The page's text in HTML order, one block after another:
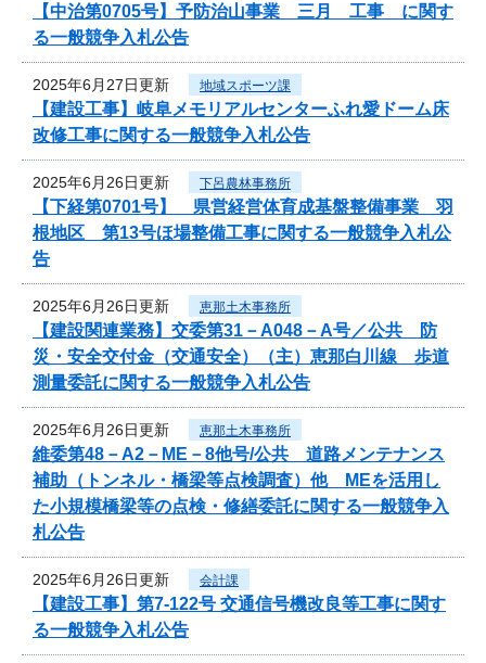
【中治第0705号】予防治山事業 三月 工事 に関す
る一般競争入札公告
2025年6月27日更新 地域スポーツ課
【建設工事】岐阜メモリアルセンターふれ愛ドーム床
改修工事に関する一般競争入札公告
2025年6月26日更新 下呂農林事務所
【下経第0701号】 県営経営体育成基盤整備事業 羽
根地区 第13号ほ場整備工事に関する一般競争入札公
告
2025年6月26日更新 恵那土木事務所
【建設関連業務】交委第31－A048－A号／公共 防
災・安全交付金（交通安全）（主）恵那白川線 歩道
測量委託に関する一般競争入札公告
2025年6月26日更新 恵那土木事務所
維委第48－A2－ME－8他号/公共 道路メンテナンス
補助（トンネル・橋梁等点検調査）他 MEを活用し
た小規模橋梁等の点検・修繕委託に関する一般競争入
札公告
2025年6月26日更新 会計課
【建設工事】第7-122号 交通信号機改良等工事に関す
る一般競争入札公告